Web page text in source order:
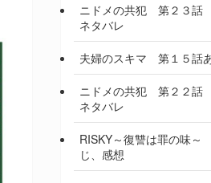
ニドメの共犯 第２３話
ネタバレ
夫婦のスキマ 第１５話
ニドメの共犯 第２２話
ネタバレ
RISKY～復讐は罪の味
じ、感想